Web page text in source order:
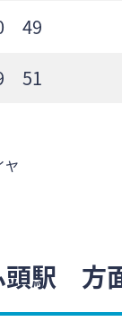
49
51
ヤ
頭駅 方